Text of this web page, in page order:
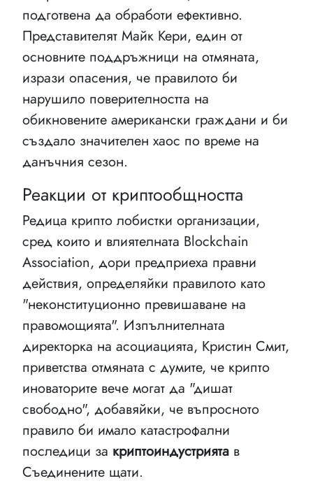
подготвена да обработи ефективно.
Представителят Майк Кери, един от
основните поддръжници на отмяната,
изрази опасения, че правилото би
нарушило поверителността на
обикновените американски граждани и би
създало значителен хаос по време на
данъчния сезон.
Реакции от криптообщността
Редица крипто лобистки организации,
сред които и влиятелната Blockchain
Association, дори предприеха правни
действия, определяйки правилото като
"неконституционно превишаване на
правомощията". Изпълнителната
директорка на асоциацията, Кристин Смит,
приветства отмяната с думите, че крипто
иноваторите вече могат да "дишат
свободно", добавяйки, че въпросното
правило би имало катастрофални
последици за криптоиндустрията в
Съединените щати.